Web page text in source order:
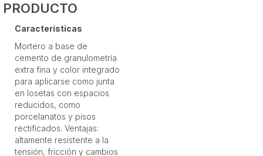
PRODUCTO
Características
Mortero a base de
cemento de granulometría
extra fina y color integrado
para aplicarse como junta
en losetas con espacios
reducidos, como
porcelanatos y pisos
rectificados. Ventajas:
altamente resistente a la
tensión, fricción y cambios